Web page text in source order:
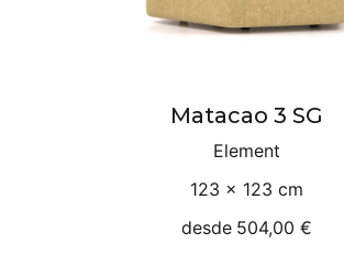
Matacao 3 SG
Element
123 × 123 cm
desde 504,00 €